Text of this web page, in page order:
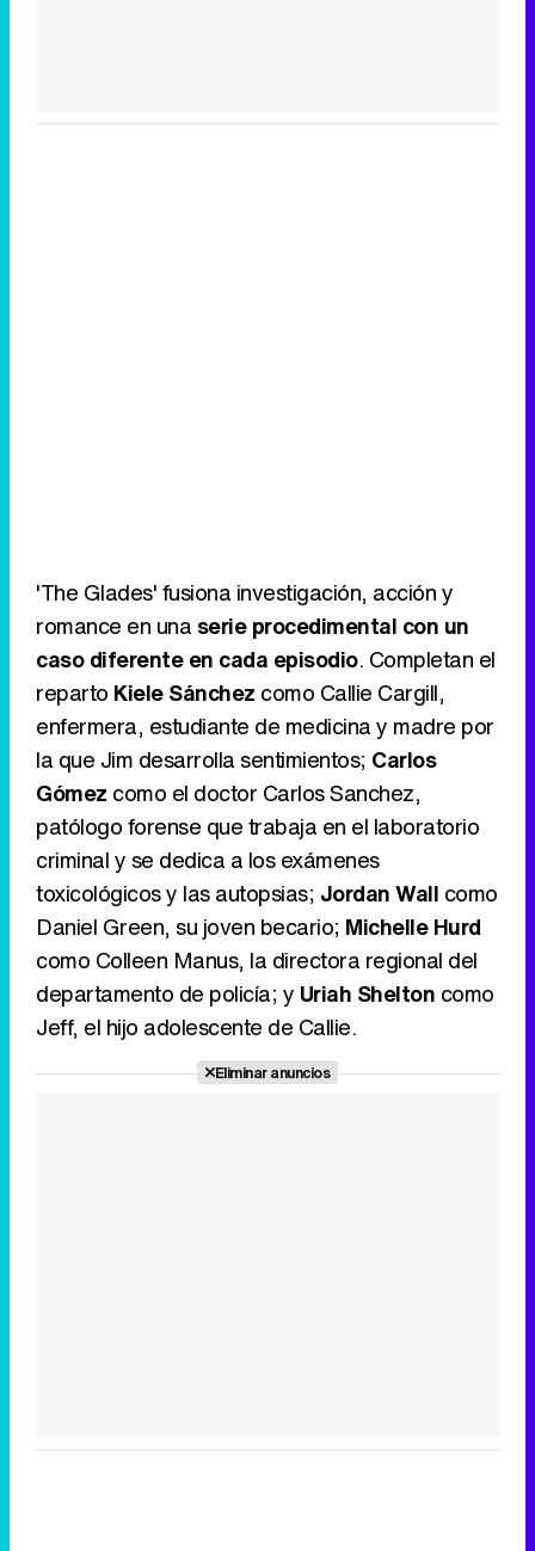
'The Glades' fusiona investigación, acción y
romance en una serie procedimental con un
caso diferente en cada episodio. Completan el
reparto Kiele Sánchez como Callie Cargill,
enfermera, estudiante de medicina y madre por
la que Jim desarrolla sentimientos; Carlos
Gómez como el doctor Carlos Sanchez,
patólogo forense que trabaja en el laboratorio
criminal y se dedica a los exámenes
toxicológicos y las autopsias; Jordan Wall como
Daniel Green, su joven becario; Michelle Hurd
como Colleen Manus, la directora regional del
departamento de policía; y Uriah Shelton como
Jeff, el hijo adolescente de Callie.
Eliminar anuncios